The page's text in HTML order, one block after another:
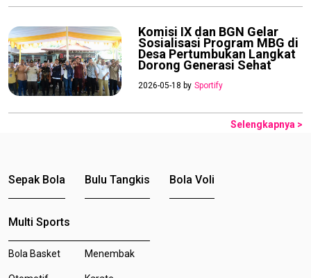
Komisi IX dan BGN Gelar
Sosialisasi Program MBG di
Desa Pertumbukan Langkat
Dorong Generasi Sehat
2026-05-18 by Sportify
Selengkapnya >
Sepak Bola Bulu Tangkis Bola Voli
Multi Sports
Bola Basket Menembak